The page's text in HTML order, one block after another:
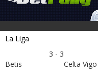
La Liga
3 - 3
Betis
Celta Vigo